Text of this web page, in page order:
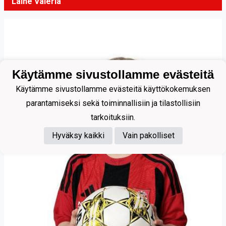
Käytämme sivustollamme evästeitä
Käytämme sivustollamme evästeitä käyttökokemuksen
parantamiseksi sekä toiminnallisiin ja tilastollisiin
tarkoituksiin.
Hyväksy kaikki
Vain pakolliset